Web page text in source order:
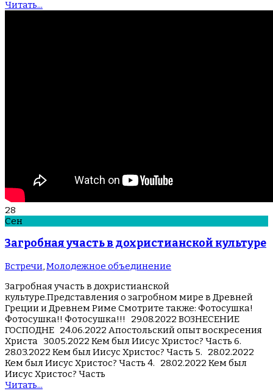
Читать...
28
Сен
Загробная участь в дохристианской культуре
Встречи,Молодежное объединение
Загробная участь в дохристианской
культуре.Представления о загробном мире в Древней
Греции и Древнем Риме Смотрите также: Фотосушка!
Фотосушка!! Фотосушка!!! 29.08.2022 ВОЗНЕСЕНИЕ
ГОСПОДНЕ 24.06.2022 Апостольский опыт воскресения
Христа 30.05.2022 Кем был Иисус Христос? Часть 6.
28.03.2022 Кем был Иисус Христос? Часть 5. 28.02.2022
Кем был Иисус Христос? Часть 4. 28.02.2022 Кем был
Иисус Христос? Часть
Читать...